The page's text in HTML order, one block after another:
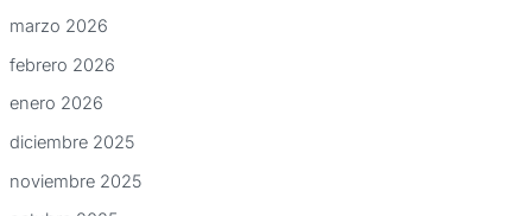
marzo 2026
febrero 2026
enero 2026
diciembre 2025
noviembre 2025